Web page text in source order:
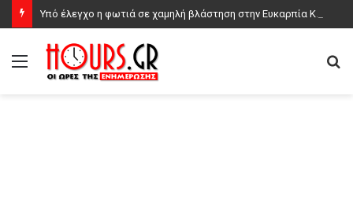
Υπό έλεγχο η φωτιά σε χαμηλή βλάστηση στην Ευκαρπία Κιλκίς
Μενού